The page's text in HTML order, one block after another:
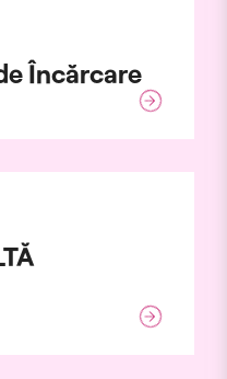
Încărcare